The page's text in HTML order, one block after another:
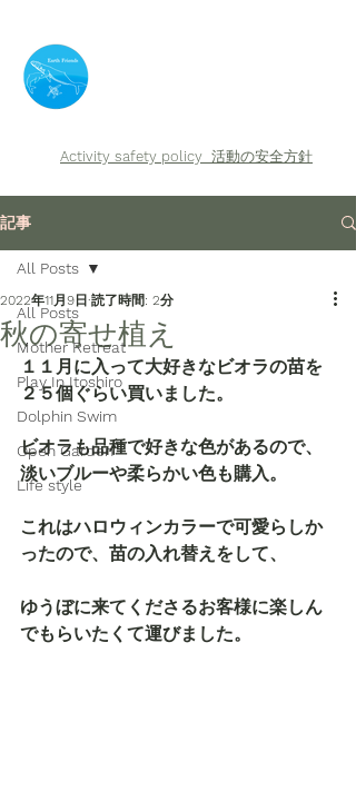
Activity safety policy 活動の安全方針
記事
All Posts
Mother Retreat
Play In Itoshiro
Dolphin Swim
Open Garden
Life style
All Posts
秋の寄せ植え
2022年11月9日 読了時間: 2分
１１月に入って大好きなビオラの苗を
２５個ぐらい買いました。
ビオラも品種で好きな色があるので、
淡いブルーや柔らかい色も購入。
これはハロウィンカラーで可愛らしか
ったので、苗の入れ替えをして、
ゆうぼに来てくださるお客様に楽しん
でもらいたくて運びました。